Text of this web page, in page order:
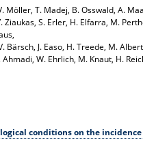
Möller, T. Madej, B. Osswald, A.
Ziaukas, S. Erler, H. Elfarra, M.
Bärsch, J. Easo, H. Treede, M.
W. Ehrlich, M. Knaut, H.
conditions on the